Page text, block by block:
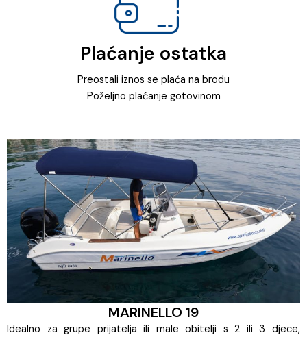
Plaćanje ostatka
Preostali iznos se plaća na brodu
Poželjno plaćanje gotovinom
MARINELLO 19
Idealno za grupe prijatelja ili male obitelji s 2 ili 3 djece,